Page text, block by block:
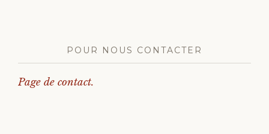
POUR NOUS CONTACTER
Page de contact.